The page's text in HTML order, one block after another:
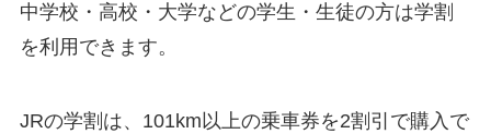
中学校・高校・大学などの学生・生徒の方は学割
を利用できます。
JRの学割は、101km以上の乗車券を2割引で購入で